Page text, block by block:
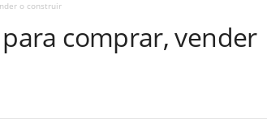
o construir
comprar, vender